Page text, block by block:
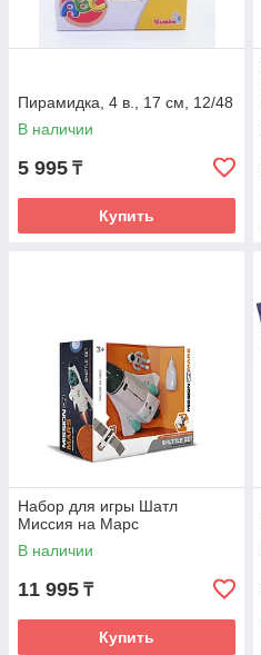
Пирамидка, 4 в., 17 см, 12/48
В наличии
5 995 ₸
Купить
Набор для игры Шатл
Миссия на Марс
В наличии
11 995 ₸
Купить